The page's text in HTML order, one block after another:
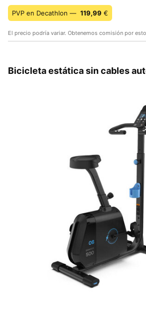
PVP en Decathlon — 119,99 €
El precio podría variar. Obtenemos comisión por
Bicicleta estática sin cables